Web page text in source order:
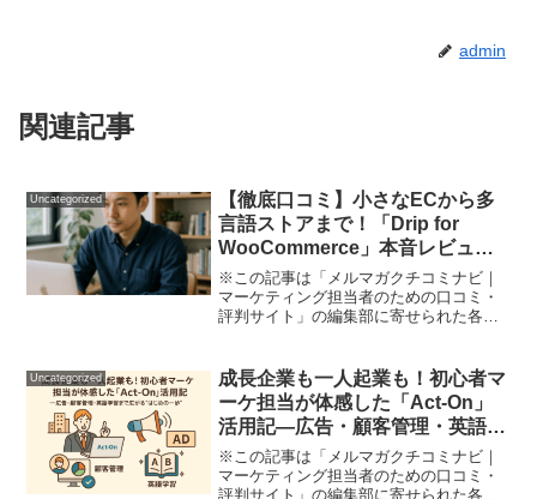
admin
関連記事
Uncategorized
【徹底口コミ】小さなECから多
言語ストアまで！「Drip for
WooCommerce」本音レビュー
～初心者でも売上・リピーター
UPを狙うならコレ～
※この記事は「メルマガクチコミナビ｜
マーケティング担当者のための口コミ・
評判サイト」の編集部に寄せられた各商
を送るたびに手間と時間ばかりかかっ
て、思ったような効果も出...
Uncategorized
成長企業も一人起業も！初心者マ
ーケ担当が体感した「Act-On」
活用記―広告・顧客管理・英語学
習まで広がる“はじめの一歩”
※この記事は「メルマガクチコミナビ｜
マーケティング担当者のための口コミ・
評判サイト」の編集部に寄せられた各商